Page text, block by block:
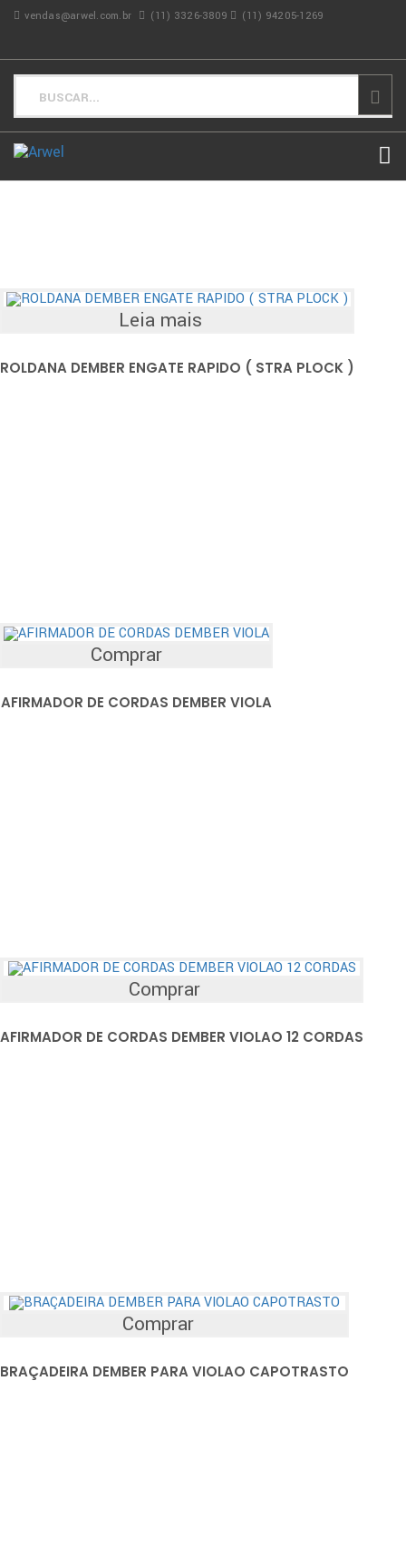
vendas@arwel.com.br (11) 3326-3809 (11) 94205-1269
Leia mais
ROLDANA DEMBER ENGATE RAPIDO ( STRA PLOCK )
Comprar
AFIRMADOR DE CORDAS DEMBER VIOLA
Comprar
AFIRMADOR DE CORDAS DEMBER VIOLAO 12 CORDAS
Comprar
BRAÇADEIRA DEMBER PARA VIOLAO CAPOTRASTO